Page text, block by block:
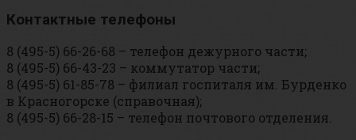
Контактные телефоны
8 (495-5) 66-26-68 – телефон дежурного части;
8 (495-5) 66-43-23 – коммутатор части;
8 (495-5) 61-85-78 – филиал госпиталя им. Бурденко
в Красногорске (справочная);
8 (495-5) 66-28-15 – телефон почтового отделения.